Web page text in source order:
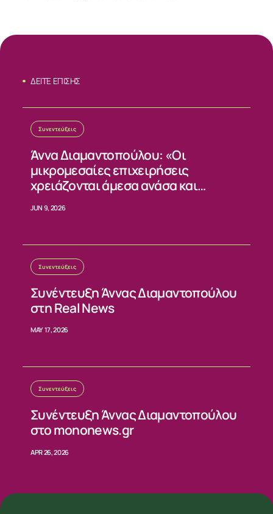
ΔΕΙΤΕ ΕΠΙΣΗΣ
Συνεντεύξεις
Άννα Διαμαντοπούλου: «Οι
μικρομεσαίες επιχειρήσεις
χρειάζονται άμεσα ανάσα και
JUN 9, 2026
Συνεντεύξεις
Συνέντευξη Άννας Διαμαντοπούλου
στη Real News
MAY 17, 2026
Συνεντεύξεις
Συνέντευξη Άννας Διαμαντοπούλου
στο mononews.gr
APR 26, 2026